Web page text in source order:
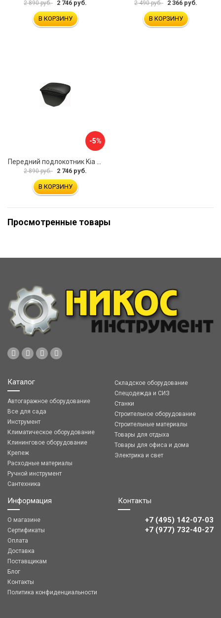
2 890 руб. 2 746 руб.
В КОРЗИНУ
2 490 руб. 2 366 руб.
В КОРЗИНУ
-5%
2 890 руб. 2 746 руб.
В КОРЗИНУ
Просмотренные товары
Каталог
Автогаражное оборудование
Все для сада
Инструмент
Климатическое оборудование
Клининговое оборудование
Крепеж
Расходные материалы
Ручной инструмент
Сантехника
Складское оборудование
Спецодежда и СИЗ
Станки
Строительное оборудование
Строительные материалы
Товары для отдыха
Товары для офиса и дома
Электрика и свет
Информация
О магазине
Сертификаты
Оплата
Доставка
Поставщикам
Блог
Контакты
Политика конфиденциальности
Контакты
+7 (495) 142-07-03
‎‎+7 (977) 732-40-27